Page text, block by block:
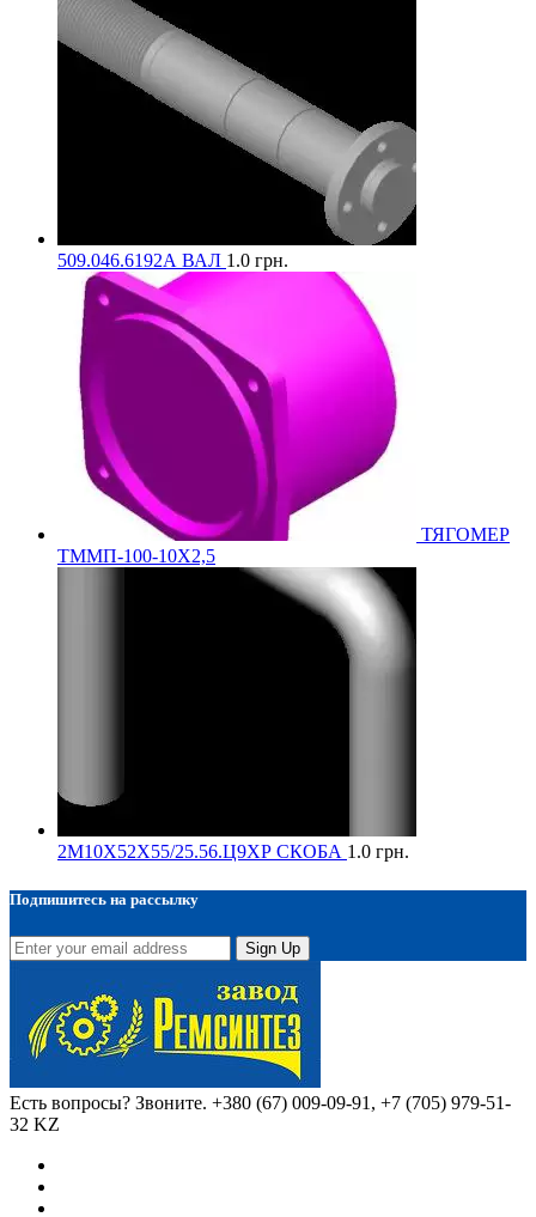
509.046.6192А ВАЛ 1.0 грн.
ТЯГОМЕР
ТММП-100-10Х2,5
2М10Х52Х55/25.56.Ц9ХР СКОБА 1.0 грн.
Подпишитесь на рассылку
Sign Up
Есть вопросы? Звоните. +380 (67) 009-09-91, +7 (705) 979-51-
32 KZ